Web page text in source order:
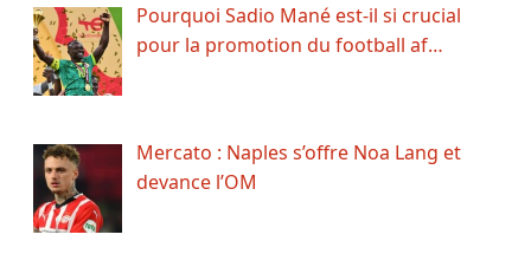
Pourquoi Sadio Mané est-il si crucial
pour la promotion du football af…
Mercato : Naples s’offre Noa Lang et
devance l’OM